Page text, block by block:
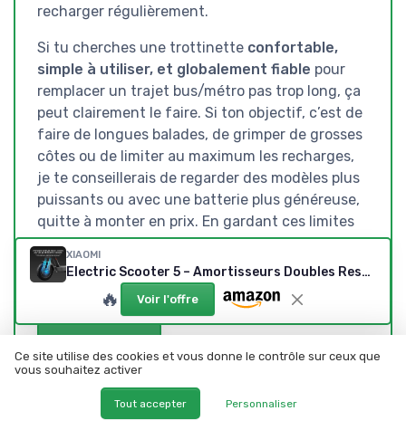
recharger régulièrement.
Si tu cherches une trottinette confortable,
simple à utiliser, et globalement fiable pour
remplacer un trajet bus/métro pas trop long, ça
peut clairement le faire. Si ton objectif, c’est de
faire de longues balades, de grimper de grosses
côtes ou de limiter au maximum les recharges,
je te conseillerais de regarder des modèles plus
puissants ou avec une batterie plus généreuse,
quitte à monter en prix. En gardant ces limites
en tête, la Xiaomi Scooter 5 reste un choix
cohérent dans sa catégorie.
SOUS-NOTES
RAPPORT QUALITÉ-PRIX :
XIAOMI
Electric Scooter 5 – Amortisseurs Doubles Ressort Avant – 60km Autonomie Étendue – Pneus 10' Tubeless – Moteur 700W Max – Pente 18% Trottinette Électrique Xiaomi Electric Scooter 5 350 W Noir
🔥 Voir l'offre
Ce site utilise des cookies et vous donne le contrôle sur ceux que
vous souhaitez activer
Tout accepter Personnaliser